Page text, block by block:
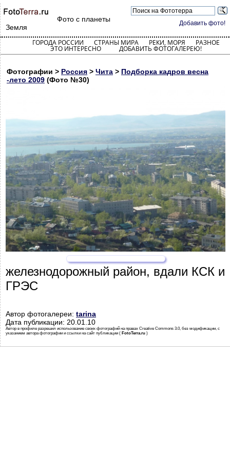
Добавить фото!
Фото с планеты
Земля
ГОРОДА РОССИИ СТРАНЫ МИРА РЕКИ, МОРЯ РАЗНОЕ
ЭТО ИНТЕРЕСНО ДОБАВИТЬ ФОТОГАЛЕРЕЮ!
Фотографии > Россия > Чита > Подборка кадров весна
-лето 2009 (Фото №30)
железнодорожный район, вдали КСК и
ГРЭС
Автор фотогалереи: tarina
Дата публикации: 20.01.10
Автор в профиле разрешил использование своих фотографий на правах Creative Commons 3.0, без модификации, с
указанием автора фотографии и ссылки на сайт публикации ( FotoTerra.ru )